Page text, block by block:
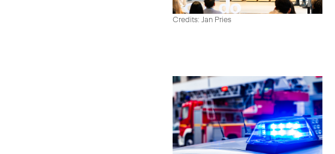
Credits: Jan Pries